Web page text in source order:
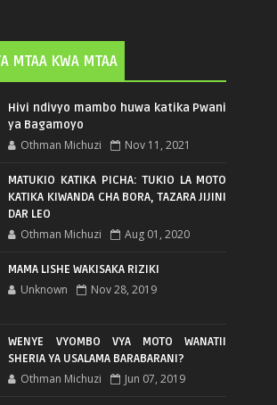
MTAA KWA MTAA
Hivi ndivyo mambo huwa katika Pwani
ya Bagamoyo
Othman Michuzi Nov 11, 2021
MATUKIO KATIKA PICHA: TUKIO LA MOTO
KATIKA KIWANDA CHA BORA, TAZARA JIJINI
DAR LEO
Othman Michuzi Aug 01, 2020
MAMA LISHE WAKISAKA RIZIKI
Unknown Nov 28, 2019
WENYE VYOMBO VYA MOTO WANATII
SHERIA YA USALAMA BARABARANI?
Othman Michuzi Jun 07, 2019